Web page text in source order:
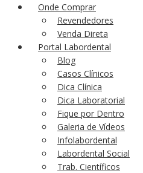
Onde Comprar
Revendedores
Venda Direta
Portal Labordental
Blog
Casos Clínicos
Dica Clínica
Dica Laboratorial
Fique por Dentro
Galeria de Vídeos
Infolabordental
Labordental Social
Trab. Científicos